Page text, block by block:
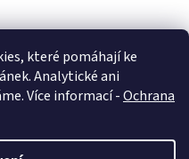
které pomáhají ke
Analytické ani
Více informací -Ochrana